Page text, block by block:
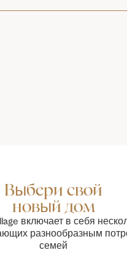
Выбери свой
новый дом
включает в себя
разнообразным
семей